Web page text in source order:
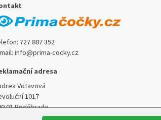
727 887 352
info@prima-cocky.cz
adresa
Votavová
1017
01 Poděbrady